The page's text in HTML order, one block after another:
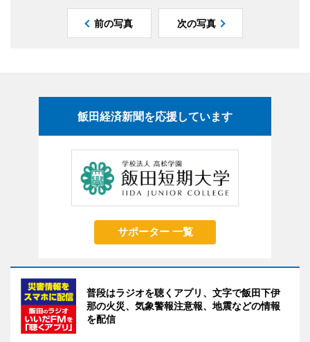
前の写真 次の写真
飯田経済新聞を応援しています
サポーター 一覧
普段はラジオを聴くアプリ、文字で飯田下伊
那の火災、気象警報注意報、地震などの情報
を配信